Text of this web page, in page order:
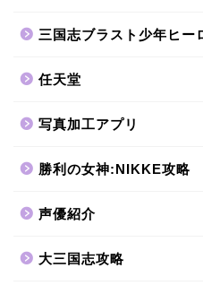
三国志ブラスト少年ヒー
任天堂
写真加工アプリ
勝利の女神:NIKKE攻略
声優紹介
大三国志攻略